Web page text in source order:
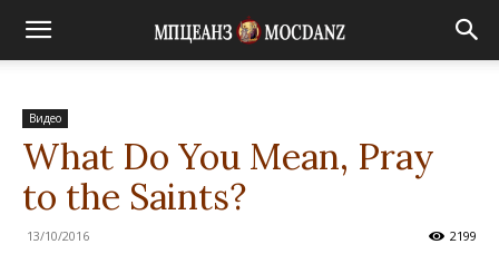
Видео
What Do You Mean, Pray
to the Saints?
13/10/2016 2199